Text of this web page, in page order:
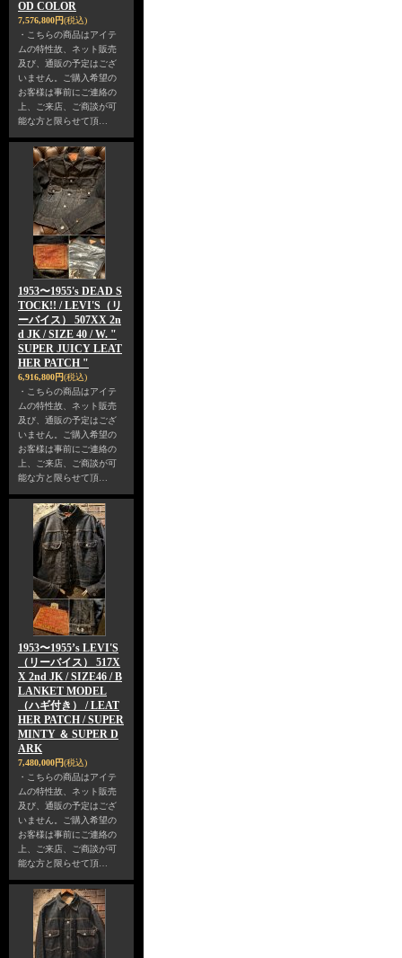
OD COLOR
7,576,800円(税込)
・こちらの商品はアイテ
ムの特性故、ネット販売
及び、通販の予定はござ
いません。ご購入希望の
お客様は事前にご連絡の
上、ご来店、ご商談が可
能な方と限らせて頂…
1953〜1955's DEAD S
TOCK!! / LEVI'S（リ
ーバイス） 507XX 2n
d JK / SIZE 40 / W. "
SUPER JUICY LEAT
HER PATCH "
6,916,800円(税込)
・こちらの商品はアイテ
ムの特性故、ネット販売
及び、通販の予定はござ
いません。ご購入希望の
お客様は事前にご連絡の
上、ご来店、ご商談が可
能な方と限らせて頂…
1953〜1955’s LEVI'S
（リーバイス） 517X
X 2nd JK / SIZE46 / B
LANKET MODEL
（ハギ付き） / LEAT
HER PATCH / SUPER
MINTY ＆ SUPER D
ARK
7,480,000円(税込)
・こちらの商品はアイテ
ムの特性故、ネット販売
及び、通販の予定はござ
いません。ご購入希望の
お客様は事前にご連絡の
上、ご来店、ご商談が可
能な方と限らせて頂…